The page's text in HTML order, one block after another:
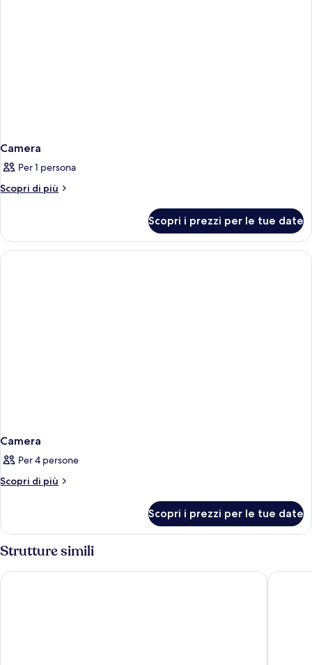
Camera
Per 1 persona
Scopri di più
Altri
Scopri i prezzi per le tue date
Camera
Per 4 persone
Scopri di più
Altri
Scopri i prezzi per le tue date
Strutture simili
Secrets Akumal Riviera Maya - Adults Only - All InclusiveHilton